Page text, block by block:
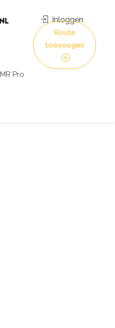
MR Pro
Inloggen
Route
toevoegen